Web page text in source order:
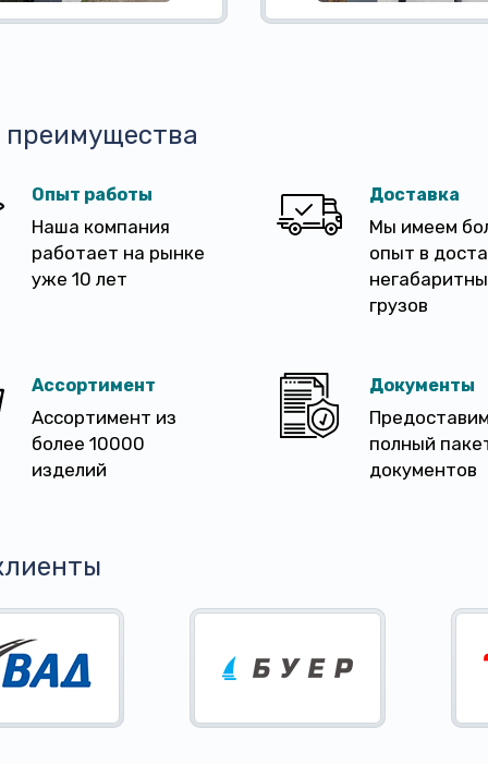
Опыт работы
Наша компания
работает на рынке
уже 10 лет
Доставка
Мы имеем
опыт в
грузов
Ассортимент
Ассортимент из
более 10000
изделий
Документы
Предоставим
полный
документов